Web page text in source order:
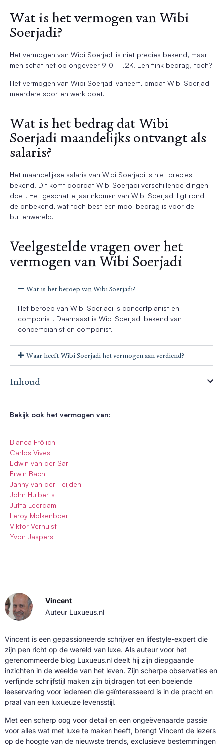
Wat is het vermogen van Wibi
Soerjadi?
Het vermogen van Wibi Soerjadi is niet precies bekend, maar
men schat het op ongeveer 910 - 1.2K. Een flink bedrag, toch?
Het vermogen van Wibi Soerjadi varieert, omdat Wibi Soerjadi
meerdere soorten werk doet.
Wat is het bedrag dat Wibi
Soerjadi maandelijks ontvangt als
salaris?
Het maandelijkse salaris van Wibi Soerjadi is niet precies
bekend. Dit komt doordat Wibi Soerjadi verschillende dingen
doet. Het geschatte jaarinkomen van Wibi Soerjadi ligt rond
de onbekend, wat toch best een mooi bedrag is voor de
buitenwereld.
Veelgestelde vragen over het
vermogen van Wibi Soerjadi
Wat is het beroep van Wibi Soerjadi?
Het beroep van Wibi Soerjadi is concertpianist en
componist. Daarnaast is Wibi Soerjadi bekend van
concertpianist en componist.
Waar heeft Wibi Soerjadi het vermogen aan verdiend?
Inhoud
Bekijk ook het vermogen van:
Bianca Frölich
Carlos Vives
Edwin van der Sar
Erwin Bach
Janny van der Heijden
John Huiberts
Jutta Leerdam
Leroy Molkenboer
Viktor Verhulst
Yvon Jaspers
Vincent
Auteur Luxueus.nl
Vincent is een gepassioneerde schrijver en lifestyle-expert die
zijn pen richt op de wereld van luxe. Als auteur voor het
gerenommeerde blog Luxueus.nl deelt hij zijn diepgaande
inzichten in de weelde van het leven. Zijn scherpe observaties en
verfijnde schrijfstijl maken zijn bijdragen tot een boeiende
leeservaring voor iedereen die geïnteresseerd is in de pracht en
praal van een luxueuze levensstijl.
Met een scherp oog voor detail en een ongeëvenaarde passie
voor alles wat met luxe te maken heeft, brengt Vincent de lezers
op de hoogte van de nieuwste trends, exclusieve bestemmingen